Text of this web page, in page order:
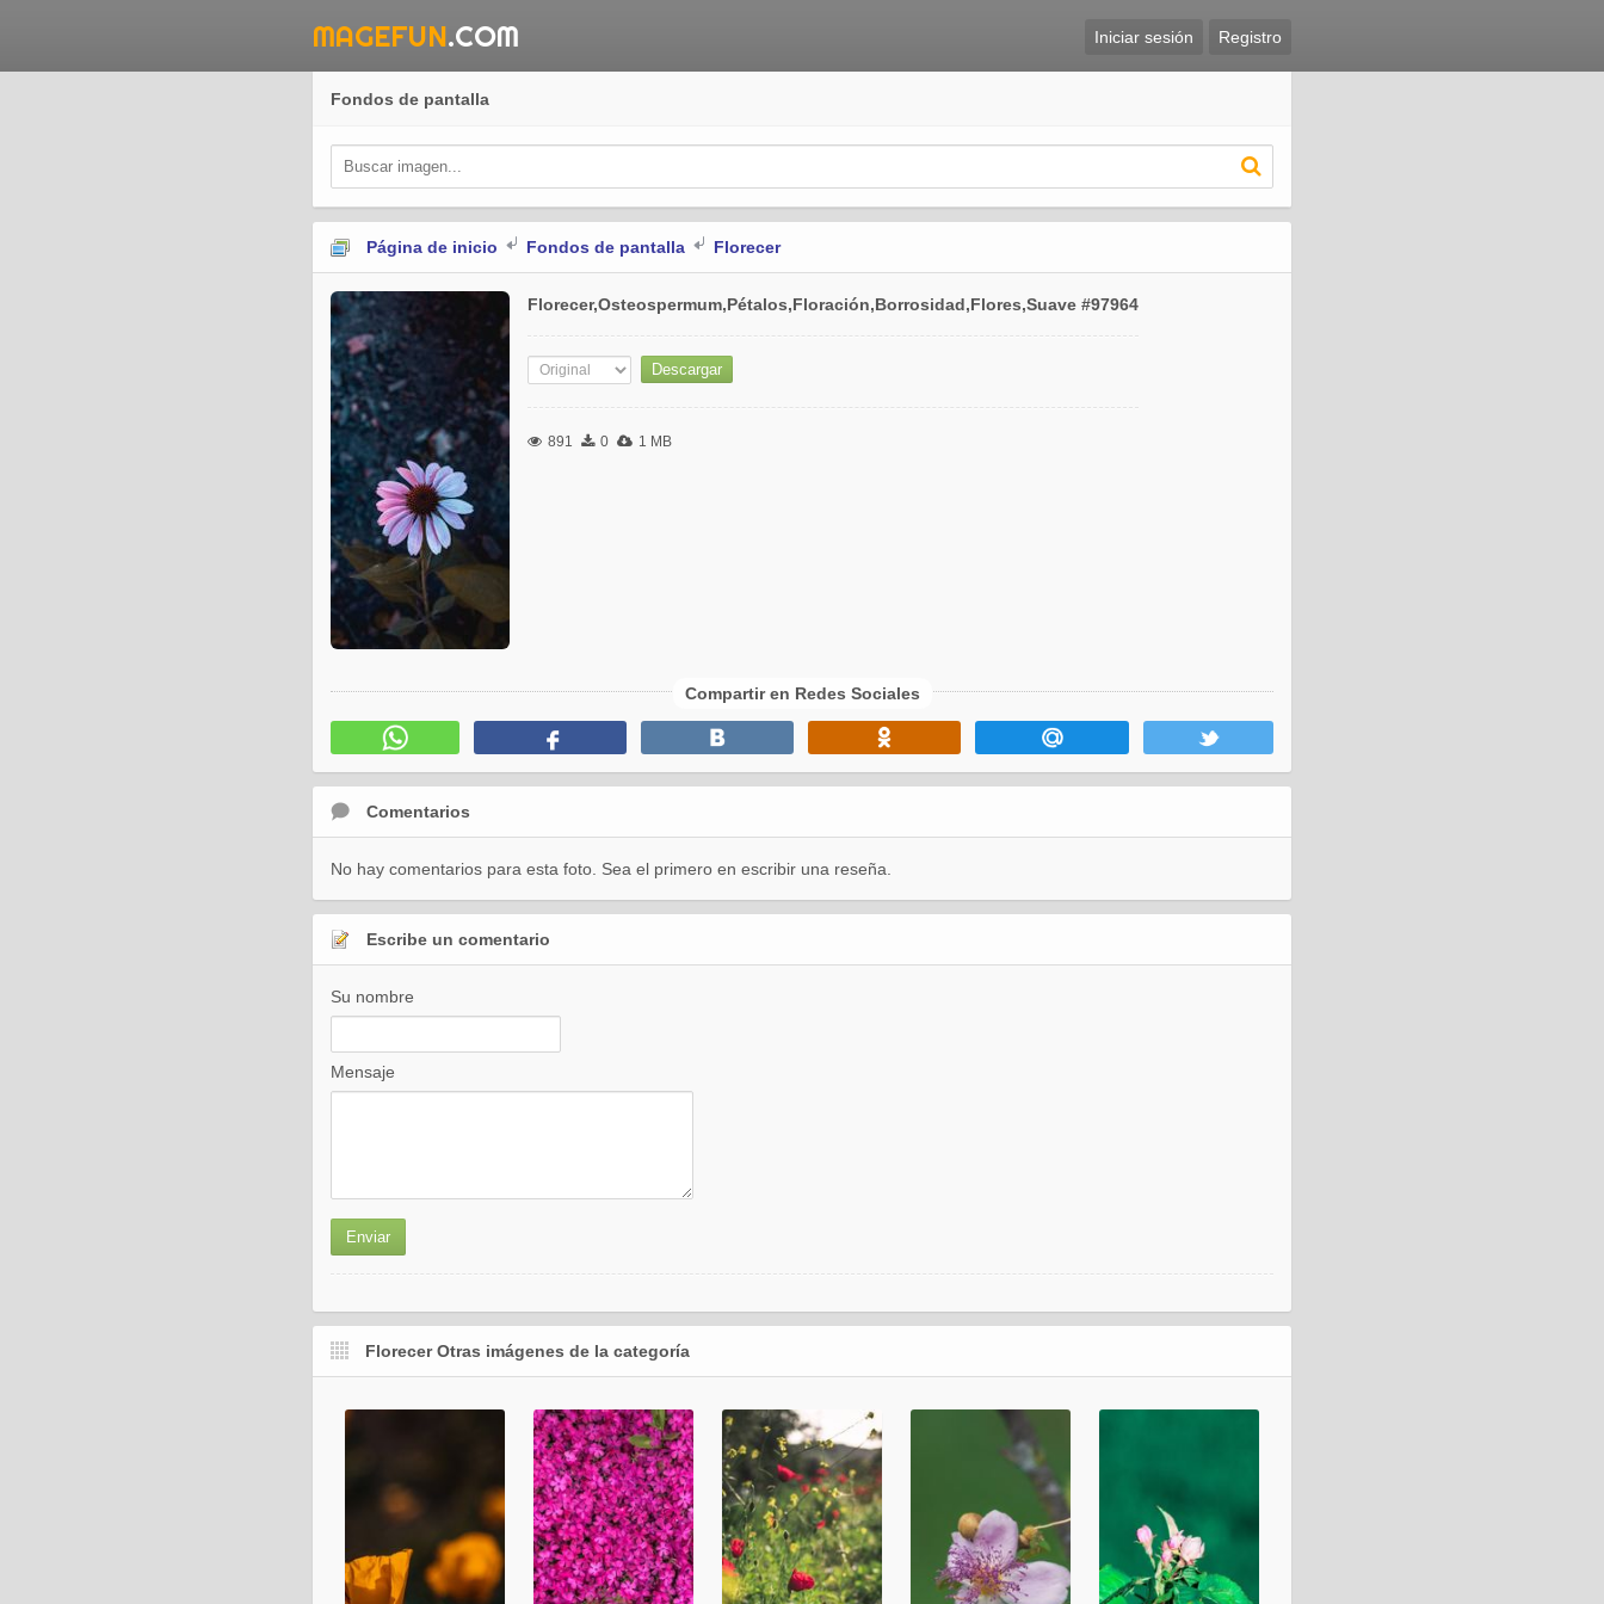
MAGEFUN.COM Iniciar sesión Registro
Fondos de pantalla
Página de inicio Fondos de pantalla Florecer
Florecer,Osteospermum,Pétalos,Floración,Borrosidad,Flores,Suave #97964
891 0 1 MB
Compartir en Redes Sociales
Comentarios
No hay comentarios para esta foto. Sea el primero en escribir una reseña.
Escribe un comentario
Su nombre
Mensaje
Florecer Otras imágenes de la categoría